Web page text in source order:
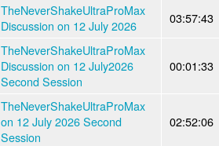
TheNeverShakeUltraProMax
Discussion on 12 July 2026
03:57:43
TheNeverShakeUltraProMax
Discussion on 12 July2026
Second Session
00:01:33
TheNeverShakeUltraProMax
on 12 July 2026 Second
Session
02:52:06